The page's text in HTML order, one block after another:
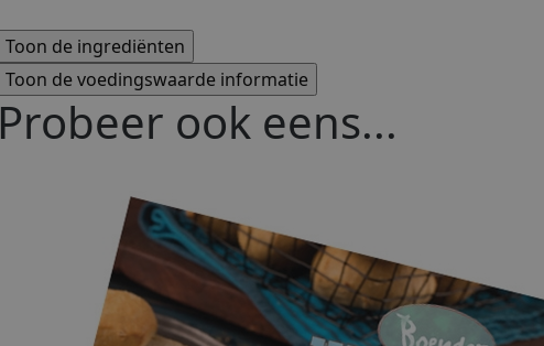
Probeer ook eens...